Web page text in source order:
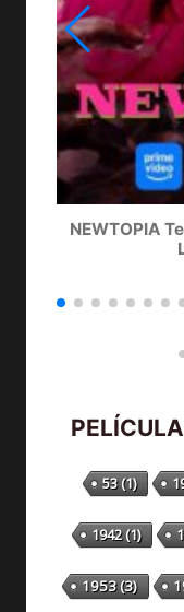
NEWTOPIA
53(1)
1942(1)
1953(3)